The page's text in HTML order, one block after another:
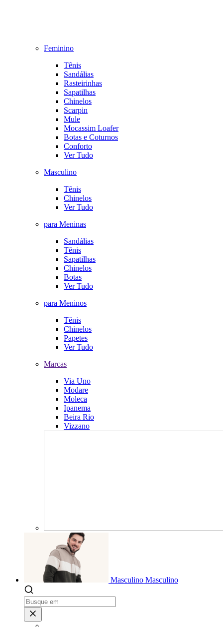
Feminino
Tênis
Sandálias
Rasteirinhas
Sapatilhas
Chinelos
Scarpin
Mule
Mocassim Loafer
Botas e Coturnos
Conforto
Ver Tudo
Masculino
Tênis
Chinelos
Ver Tudo
para Meninas
Sandálias
Tênis
Sapatilhas
Chinelos
Botas
Ver Tudo
para Meninos
Tênis
Chinelos
Papetes
Ver Tudo
Marcas
Via Uno
Modare
Moleca
Ipanema
Beira Rio
Vizzano
Masculino Masculino